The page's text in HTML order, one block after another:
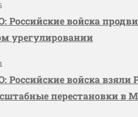
Российские войска
урегулировании
Российские войска
перестановки в